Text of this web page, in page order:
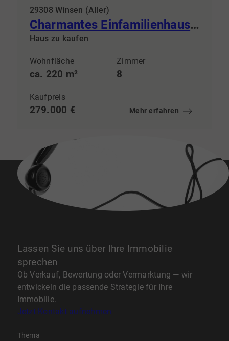
29308 Winsen (Aller)
Charmantes Einfamilienhaus mit zwei Ferienwohnungen auf großzügigem Grundstück
Haus zu kaufen
Wohnfläche
ca. 220 m²
Zimmer
8
Kaufpreis
279.000 € Mehr erfahren
Lassen Sie uns über Ihre Immobilie
sprechen
Ob Verkauf, Bewertung oder Vermarktung — wir
entwickeln die passende Strategie für Ihre
Immobilie.
Jetzt Kontakt aufnehmen
Thema